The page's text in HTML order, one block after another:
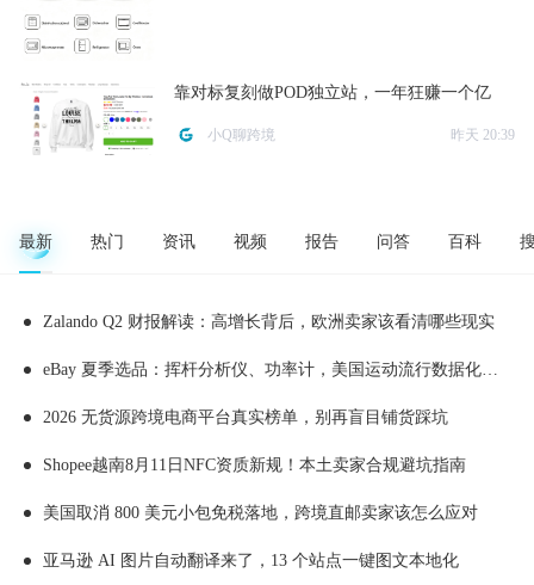
靠对标复刻做POD独立站，一年狂赚一个亿
小Q聊跨境 昨天 20:39
最新 热门 资讯 视频 报告 问答 百科
Zalando Q2 财报解读：高增长背后，欧洲卖家该看清哪些现实
eBay 夏季选品：挥杆分析仪、功率计，美国运动流行数据化消费
2026 无货源跨境电商平台真实榜单，别再盲目铺货踩坑
Shopee越南8月11日NFC资质新规！本土卖家合规避坑指南
美国取消 800 美元小包免税落地，跨境直邮卖家该怎么应对
亚马逊 AI 图片自动翻译来了，13 个站点一键图文本地化